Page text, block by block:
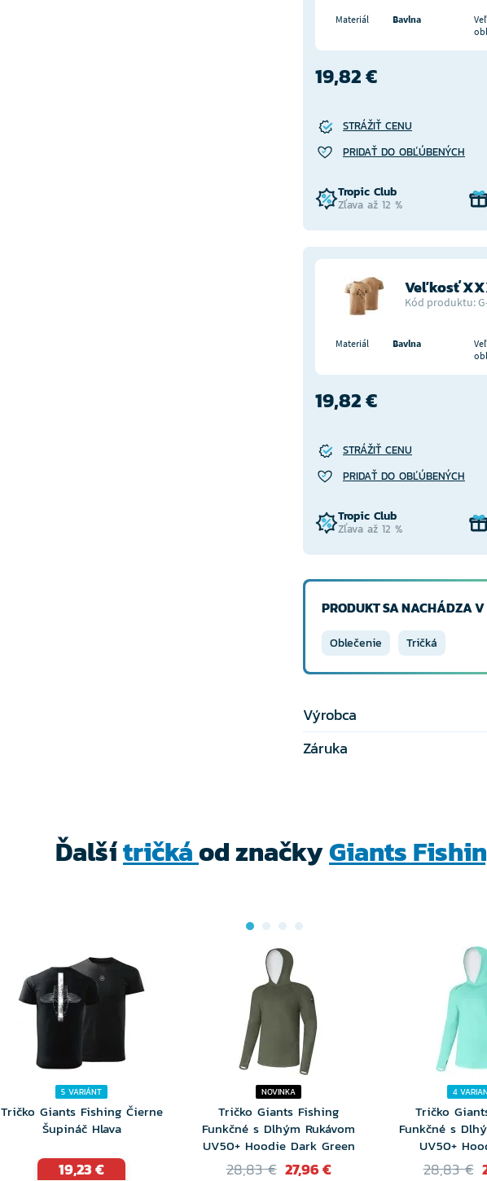
Materiál Bavlna
19,82 €
STRÁŽIŤ CENU
PRIDAŤ DO OBĽÚBENÝCH
Tropic Club
Zľava až 12 %
Veľkosť
Kód produktu:
Materiál Bavlna
19,82 €
STRÁŽIŤ CENU
PRIDAŤ DO OBĽÚBENÝCH
Tropic Club
Zľava až 12 %
PRODUKT SA NACHÁDZA
Oblečenie Tričká
Výrobca
Záruka
Ďalšítričkáod značkyGiants
5 VARIÁNT
Tričko Giants Fishing Čierne
Šupináč Hlava
19,23 €
NOVINKA
Tričko Giants Fishing
Funkčné s Dlhým Rukávom
UV50+ Hoodie Dark Green
28,83 € 27,96 €
4
Tričko
Funkčné s
UV50+
28,83 €